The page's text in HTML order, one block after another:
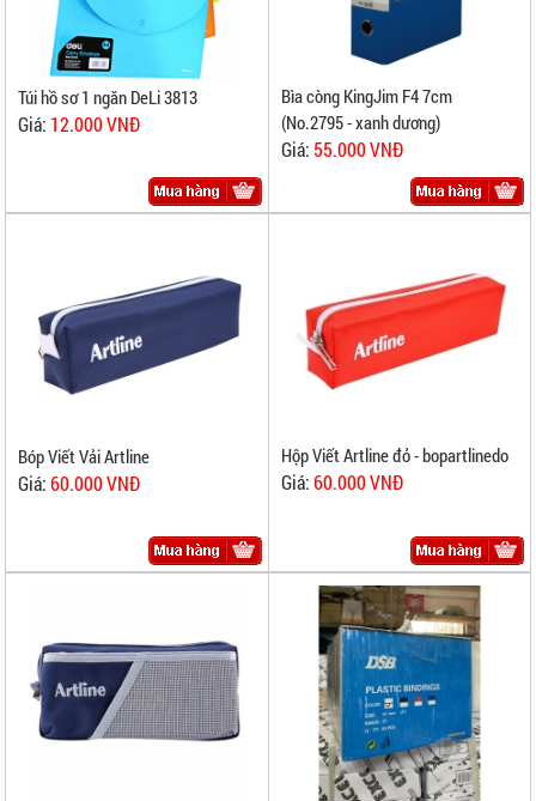
Túi hồ sơ 1 ngăn DeLi 3813
Giá: 12.000 VNĐ
Bìa còng KingJim F4 7cm
(No.2795 - xanh dương)
Giá: 55.000 VNĐ
Bóp Viết Vải Artline
Giá:60.000 VNĐ
Hộp Viết Artline đỏ - bopartlinedo
Giá:60.000 VNĐ